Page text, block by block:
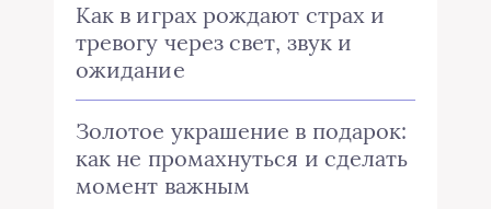
Как в играх рождают страх и
тревогу через свет, звук и
ожидание
Золотое украшение в подарок:
как не промахнуться и сделать
момент важным